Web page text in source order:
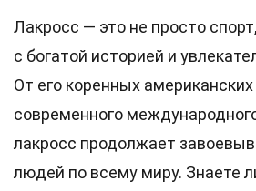
Лакросс — это не просто
с богатой историей и
От его коренных
современного
лакросс продолжает
людей по всему миру. Знаете